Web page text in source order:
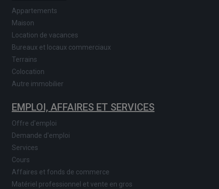
Appartements
Maison
Location de vacances
Bureaux et locaux commerciaux
Terrains
Colocation
Autre immobilier
EMPLOI, AFFAIRES ET SERVICES
Offre d'emploi
Demande d'emploi
Services
Cours
Affaires et fonds de commerce
Matériel professionnel et vente en gros